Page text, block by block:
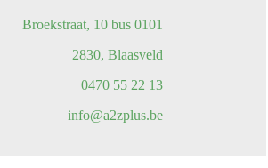
Broekstraat, 10 bus 0101
2830, Blaasveld
0470 55 22 13
info@a2zplus.be